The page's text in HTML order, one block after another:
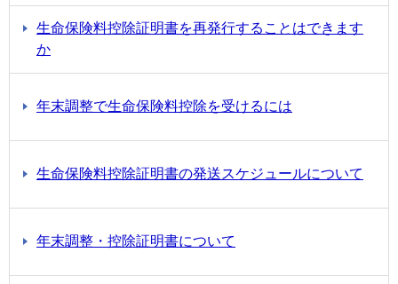
生命保険料控除証明書を再発行することはできます
か
年末調整で生命保険料控除を受けるには
生命保険料控除証明書の発送スケジュールについて
年末調整・控除証明書について